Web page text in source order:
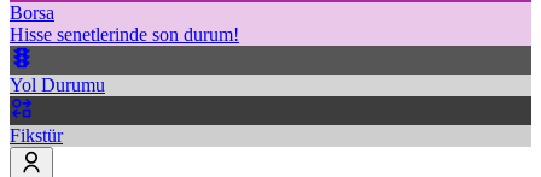
Borsa
Hisse senetlerinde son durum!
Yol Durumu
Fikstür